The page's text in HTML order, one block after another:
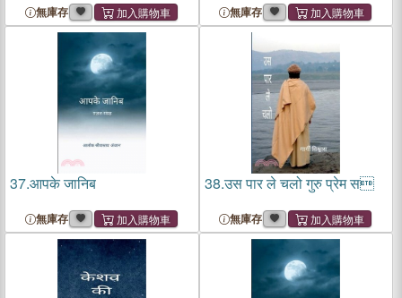
無庫存 無庫存
37.आपके जानिब
無庫存
38.उस पार ले चलो गुरु प्रेम स
無庫存